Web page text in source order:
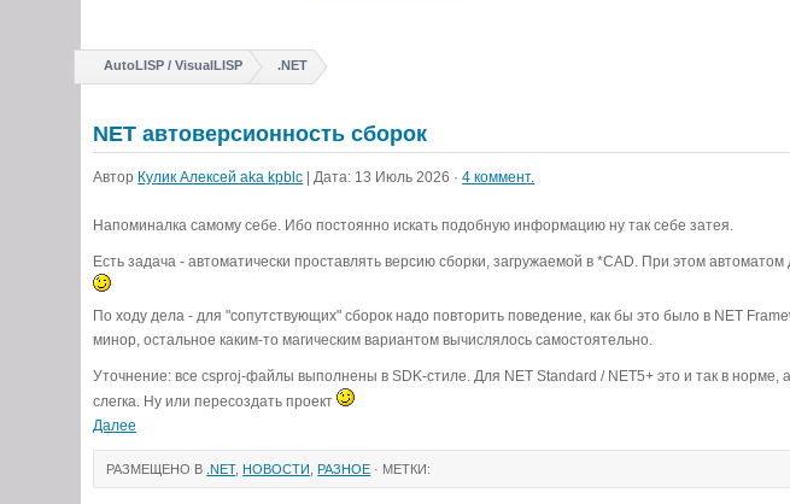
AutoLISP / VisualLISP .NET
NET автоверсионность сборок
Автор Кулик Алексей aka kpblc | Дата: 13 Июль 2026 ·4 коммент.
Напоминалка самому себе. Ибо постоянно искать подобную информацию ну так себе затея.
Есть задача - автоматически проставлять версию сборки, загружаемой в *CAD. При этом
По ходу дела - для "сопутствующих" сборок надо повторить поведение, как бы это было в NET
минор, остальное каким-то магическим вариантом вычислялось самостоятельно.
Уточнение: все csproj-файлы выполнены в SDK-стиле. Для NET Standard / NET5+ это и так в норме,
слегка. Ну или пересоздать проект
Далее
РАЗМЕЩЕНО В .NET,НОВОСТИ ,РАЗНОЕ · МЕТКИ: